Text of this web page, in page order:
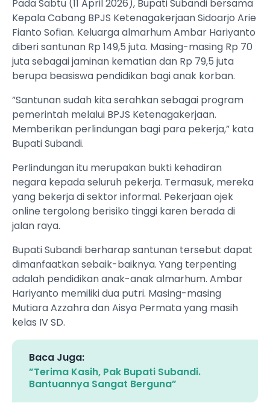
Pada Sabtu (11 April 2026), Bupati Subandi bersama
Kepala Cabang BPJS Ketenagakerjaan Sidoarjo Arie
Fianto Sofian. Keluarga almarhum Ambar Hariyanto
diberi santunan Rp 149,5 juta. Masing-masing Rp 70
juta sebagai jaminan kematian dan Rp 79,5 juta
berupa beasiswa pendidikan bagi anak korban.
”Santunan sudah kita serahkan sebagai program
pemerintah melalui BPJS Ketenagakerjaan.
Memberikan perlindungan bagi para pekerja,” kata
Bupati Subandi.
Perlindungan itu merupakan bukti kehadiran
negara kepada seluruh pekerja. Termasuk, mereka
yang bekerja di sektor informal. Pekerjaan ojek
online tergolong berisiko tinggi karen berada di
jalan raya.
Bupati Subandi berharap santunan tersebut dapat
dimanfaatkan sebaik-baiknya. Yang terpenting
adalah pendidikan anak-anak almarhum. Ambar
Hariyanto memiliki dua putri. Masing-masing
Mutiara Azzahra dan Aisya Permata yang masih
kelas IV SD.
Baca Juga:
”Terima Kasih, Pak Bupati Subandi.
Bantuannya Sangat Berguna”